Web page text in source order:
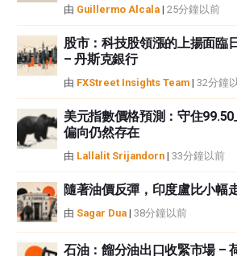
由 Guillermo Alcala | 25分鐘以前
股市：科技股領漲的上揚面臨
– 丹斯克銀行
由 FXStreet Insights Team | 32分鐘
美元指數價格預測：守住
偏向仍然存在
由 Lallalit Srijandorn | 33分鐘以前
隨著油價反彈，印度盧比小幅
由 Sagar Dua | 38分鐘以前
石油：餾分油出口收緊市場 –